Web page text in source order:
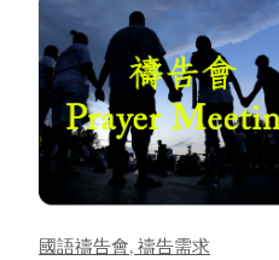
國語禱告會, 禱告需求